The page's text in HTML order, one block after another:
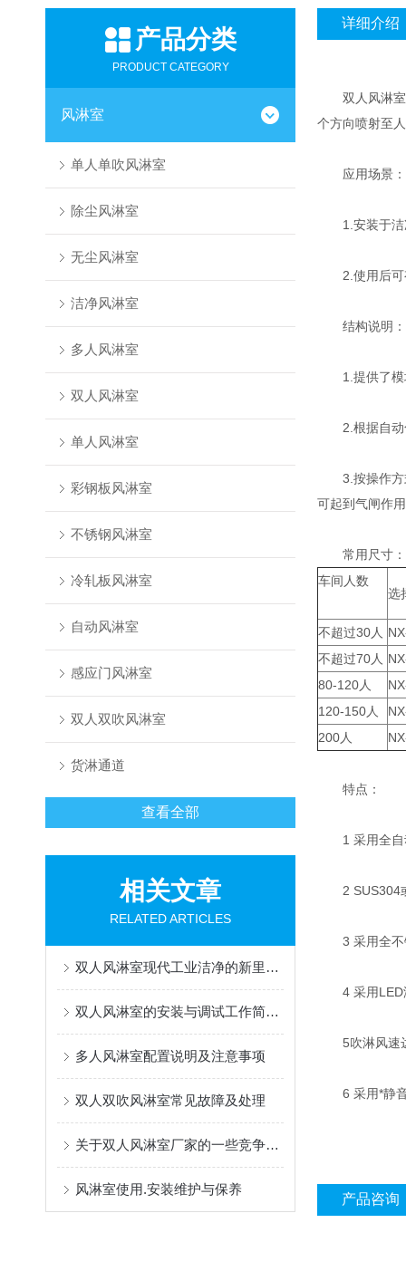
产品分类
PRODUCT CATEGORY
风淋室
单人单吹风淋室
除尘风淋室
无尘风淋室
洁净风淋室
多人风淋室
双人风淋室
单人风淋室
彩钢板风淋室
不锈钢风淋室
冷轧板风淋室
自动风淋室
感应门风淋室
双人双吹风淋室
货淋通道
查看全部
相关文章
RELATED ARTICLES
双人风淋室现代工业洁净的新里程碑
双人风淋室的安装与调试工作简单了解一下
多人风淋室配置说明及注意事项
双人双吹风淋室常见故障及处理
关于双人风淋室厂家的一些竞争策略
风淋室使用.安装维护与保养
详细介绍
双人风淋室
个方向喷射至
应用场景：
1.安装于洁净
2.使用后可有
结构说明：
1.提供了模块
2.根据自动化
3.按操作方式
可起到气闸作
常用尺寸：
车间人数
选
不超过30人
不超过70人
80-120人
120-150人
200人
特点：
1 采用全自动
2 SUS304或
3 采用全不
4 采用LED液
5吹淋风速达
6 采用*静音
产品咨询